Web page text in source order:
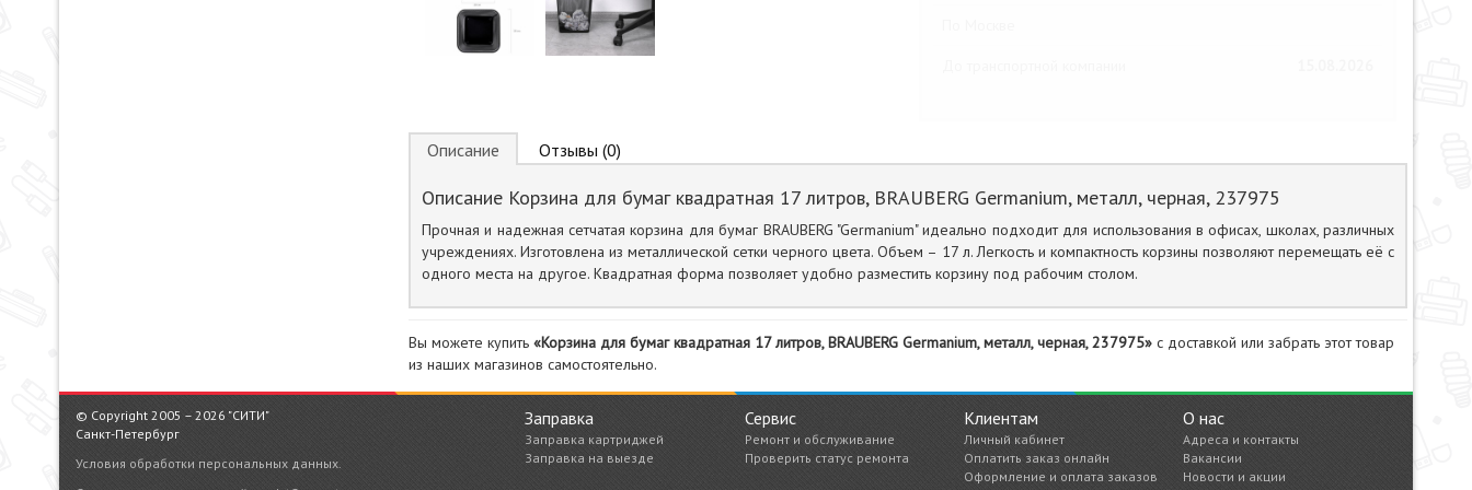
Описание Отзывы (0)
Описание Корзина для бумаг квадратная 17 литров, BRAUBERG Germanium, металл, черная, 237975
Прочная и надежная сетчатая корзина для бумаг BRAUBERG "Germanium" идеально подходит для использования в офисах, школах, различных
учреждениях. Изготовлена из металлической сетки черного цвета. Объем – 17 л. Легкость и компактность корзины позволяют перемещать её с
одного места на другое. Квадратная форма позволяет удобно разместить корзину под рабочим столом.
Вы можете купить «Корзина для бумаг квадратная 17 литров, BRAUBERG Germanium, металл, черная, 237975»с доставкой или забрать этот товар
из наших магазинов самостоятельно.
Заправка
Заправка картриджей
Заправка на выезде
Сервис
Ремонт и обслуживание
Проверить статус ремонта
Клиентам
Личный кабинет
Оплатить заказ онлайн
Оформление и оплата заказов
О нас
Адреса и контакты
Вакансии
Новости и акции
© Copyright 2005 – 2026 "СИТИ"
Санкт-Петербург
Условия обработки персональных данных.